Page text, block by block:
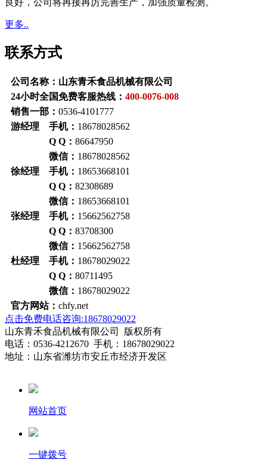
良好，公司将再接再厉完善生产，加强质量检测。
更多..
联系方式
公司名称：山东青禾食品机械有限公司
24小时全国免费客服热线： 400-0076-008
销售一部： 0536-4101777
游经理 手机： 18678028562
Q Q： 86647950
微信： 18678028562
徐经理 手机： 18653668101
Q Q： 82308689
微信： 18653668101
张经理 手机： 15662562758
Q Q： 83708300
微信： 15662562758
杜经理 手机： 18678029022
Q Q： 80711495
微信： 18678029022
官方网站： chfy.net
点击免费电话咨询:18678029022
山东青禾食品机械有限公司 版权所有
电话：0536-4212670 手机：18678029022
地址：山东省潍坊市安丘市经济开发区
网站首页
一键拨号